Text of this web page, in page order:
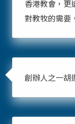
香港教會，更
對教牧的需要
創辦人之一胡